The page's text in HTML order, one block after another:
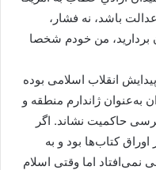
باشد، نه فشار،
بردارید، من خودم شخصا
انقلاب اسلامی بوده
به‌عنوان ژاندارم منطقه و
حاکمیت نشاند. اگر
کتاب‌ها بود و به
اما وقتی اسلام